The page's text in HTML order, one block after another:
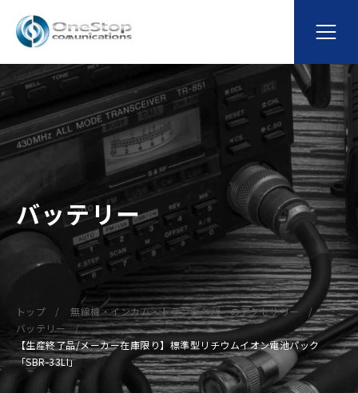
バッテリー
トップ
無線機・インカム・トランシーバーのアクセサリー
バッテリー
【生産終了品/メーカー在庫限り】標準型リチウムイオン電池パック
「SBR-33LI」